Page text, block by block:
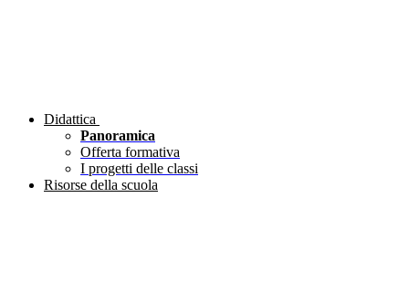
Didattica
Panoramica
Offerta formativa
I progetti delle classi
Risorse della scuola